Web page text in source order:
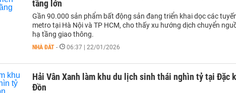
tầng lớn
Gần 90.000 sản phẩm bất động sản đang triển khai dọc các
metro tại Hà Nội và TP HCM, cho thấy xu hướng dịch chuyển
hạ tầng giao thông.
NHÀ ĐẤT - 06:37 | 22/01/2026
Hải Vân Xanh làm khu du lịch sinh thái nghìn tỷ tại Đặc
Đồn